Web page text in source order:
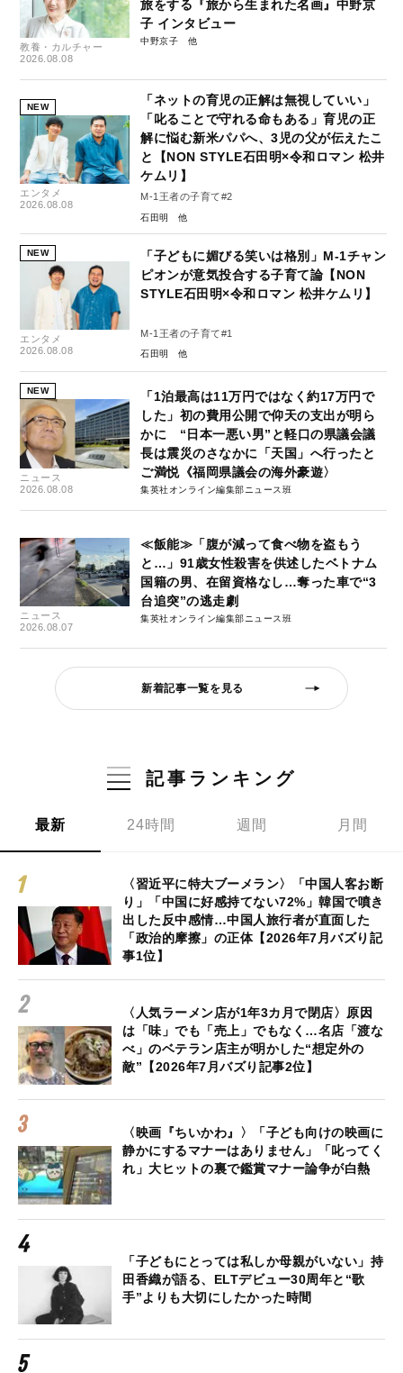
教養・カルチャー
2026.08.08
旅をする『旅から生まれた名画』中野京
子 インタビュー
中野京子
NEW
エンタメ
2026.08.08
「ネットの育児の正解は無視していい」
「叱ることで守れる命もある」育児の正
解に悩む新米パパへ、3児の父が伝えたこ
と【NON STYLE石田明×令和ロマン 松井
ケムリ】
M-1王者の子育て#2
石田明
NEW
エンタメ
2026.08.08
「子どもに媚びる笑いは格別」M-1チャン
ピオンが意気投合する子育て論【NON
STYLE石田明×令和ロマン 松井ケムリ】
M-1王者の子育て#1
石田明
NEW
ニュース
2026.08.08
「1泊最高は11万円ではなく約17万円で
した」初の費用公開で仰天の支出が明ら
かに “日本一悪い男”と軽口の県議会議
長は震災のさなかに「天国」へ行ったと
ご満悦《福岡県議会の海外豪遊〉
集英社オンライン編集部ニュース班
ニュース
2026.08.07
≪飯能≫「腹が減って食べ物を盗もう
と…」91歳女性殺害を供述したベトナム
国籍の男、在留資格なし…奪った車で“3
台追突”の逃走劇
集英社オンライン編集部ニュース班
新着記事一覧を見る
記事ランキング
最新 24時間 週間 月間
〈習近平に特大ブーメラン〉「中国人客お断
り」「中国に好感持てない72%」韓国で噴き
出した反中感情…中国人旅行者が直面した
「政治的摩擦」の正体【2026年7月バズり記
事1位】
〈人気ラーメン店が1年3カ月で閉店〉原因
は「味」でも「売上」でもなく…名店「渡な
べ」のベテラン店主が明かした“想定外の
敵”【2026年7月バズり記事2位】
〈映画『ちいかわ』〉「子ども向けの映画に
静かにするマナーはありません」「叱ってく
れ」大ヒットの裏で鑑賞マナー論争が白熱
「子どもにとっては私しか母親がいない」持
田香織が語る、ELTデビュー30周年と“歌
手”よりも大切にしたかった時間